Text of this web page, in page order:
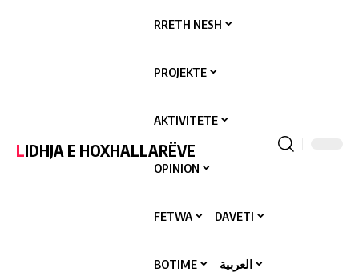
LIDHJA E HOXHALLARËVE
RRETH NESH
PROJEKTE
AKTIVITETE
OPINION
FETWA DAVETI
BOTIME العربية